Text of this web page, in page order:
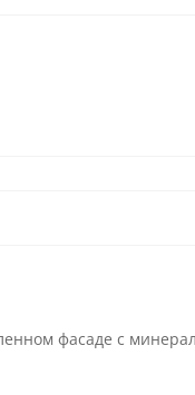
фасаде с